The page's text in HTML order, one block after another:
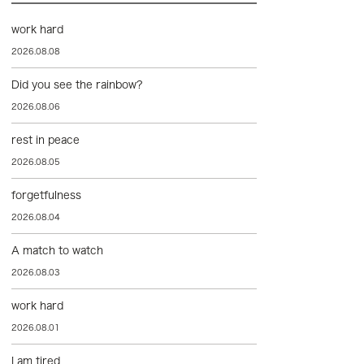
work hard
2026.08.08
Did you see the rainbow?
2026.08.06
rest in peace
2026.08.05
forgetfulness
2026.08.04
A match to watch
2026.08.03
work hard
2026.08.01
I am tired